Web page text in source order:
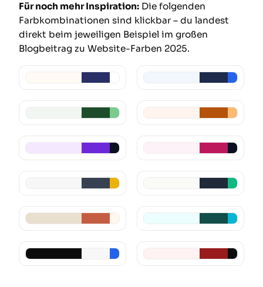
Für noch mehr Inspiration: Die folgenden
Farbkombinationen sind klickbar – du landest
direkt beim jeweiligen Beispiel im großen
Blogbeitrag zu Website-Farben 2025.